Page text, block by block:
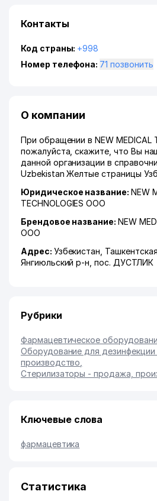
Контакты
Код страны: +998
Номер телефона:
71 позвонить
О компании
При обращении в NEW MEDICAL
пожалуйста, скажите, что Вы
данной организации в
Uzbekistan Желтые страницы
Юридическое название: NEW
TECHNOLOGIES ООО
Брендовое название: NEW
ООО
Адрес: Узбекистан,
Янгиюльский р-н ,пос. ДУСТЛИК
Рубрики
Фармацевтическое
Оборудование для
производство
Стерилизаторы - продажа,
Ключевые слова
фармацевтика
Статистика